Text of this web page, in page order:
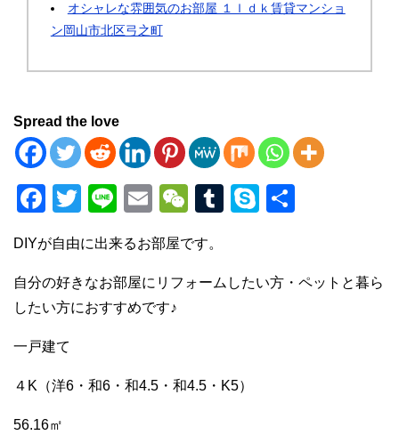
オシャレな雰囲気のお部屋 １ｌｄｋ賃貸マンショ
ン岡山市北区弓之町
Spread the love
F
c
e
b
o
k
T
wi
tt
er
Li
e
E
m
ail
W
C
h
T
bl
S
e
DIYが自由に出来るお部屋です。
自分の好きなお部屋にリフォームしたい方・ペットと暮ら
したい方におすすめです♪
一戸建て
４K（洋6・和6・和4.5・和4.5・K5）
56.16㎡